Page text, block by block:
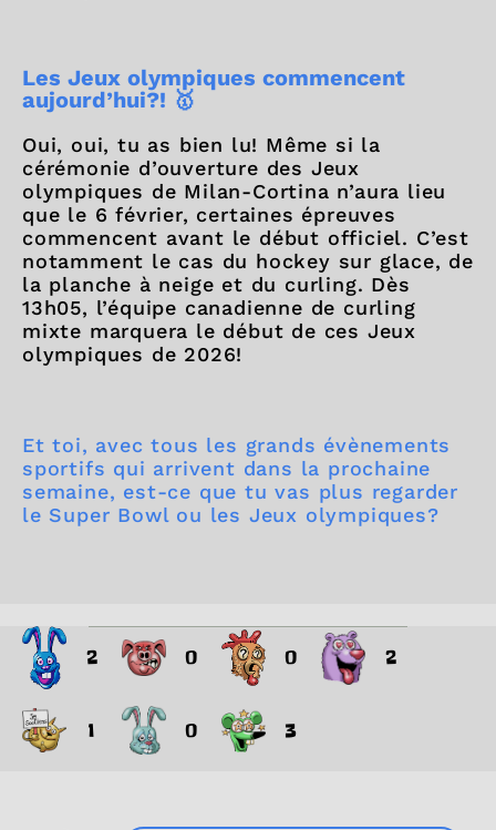
Les Jeux olympiques commencent
aujourd’hui?! 🥇
Oui, oui, tu as bien lu! Même si la
cérémonie d’ouverture des Jeux
olympiques de Milan-Cortina n’aura lieu
que le 6 février, certaines épreuves
commencent avant le début officiel. C’est
notamment le cas du hockey sur glace, de
la planche à neige et du curling. Dès
13h05, l’équipe canadienne de curling
mixte marquera le début de ces Jeux
olympiques de 2026!
Et toi, avec tous les grands évènements
sportifs qui arrivent dans la prochaine
semaine, est-ce que tu vas plus regarder
le Super Bowl ou les Jeux olympiques?
2 0 0 2
1 0 3